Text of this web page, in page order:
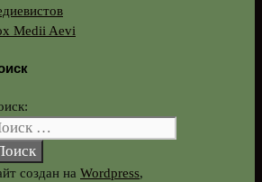
Medii Aevi
создан на Wordpress,